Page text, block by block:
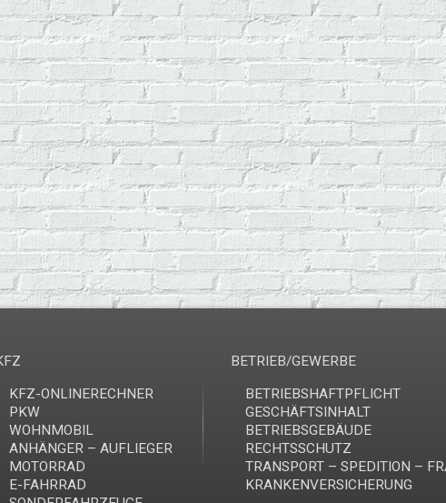
KFZ-ONLINERECHNER
PKW
WOHNMOBIL
ANHÄNGER – AUFLIEGER
MOTORRAD
E-FAHRRAD
BETRIEB/GEWERBE
BETRIEBSHAFTPFLICHT
GESCHÄFTSINHALT
BETRIEBSGEBÄUDE
RECHTSSCHUTZ
TRANSPORT – SPEDITION –
KRANKENVERSICHERUNG